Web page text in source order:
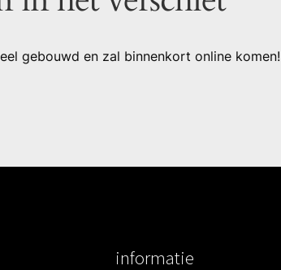
gebouwd en zal binnenkort online komen!
informatie